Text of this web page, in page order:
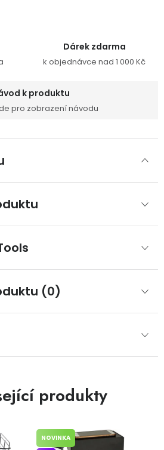
Dárek zdarma
k objednávce nad 1 000 Kč
k produktu
pro zobrazení návodu
(0)
produkty
NOVINKA